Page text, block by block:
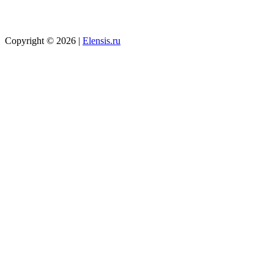
Copyright © 2026 | Elensis.ru